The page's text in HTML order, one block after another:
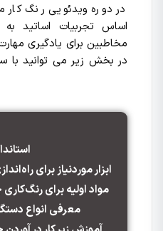
در دوره ویدئویی رنگ
اساس تجربیات اساتید
مخاطبین برای یادگیری
در بخش زیر می توانید با
ابزار موردنیاز برای
مواد اولیه برای
معرفی انواع